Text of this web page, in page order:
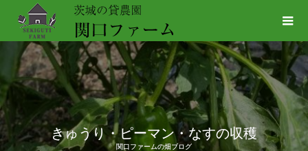
きゅうり・ピーマン・なすの収穫
関口ファームの畑ブログ